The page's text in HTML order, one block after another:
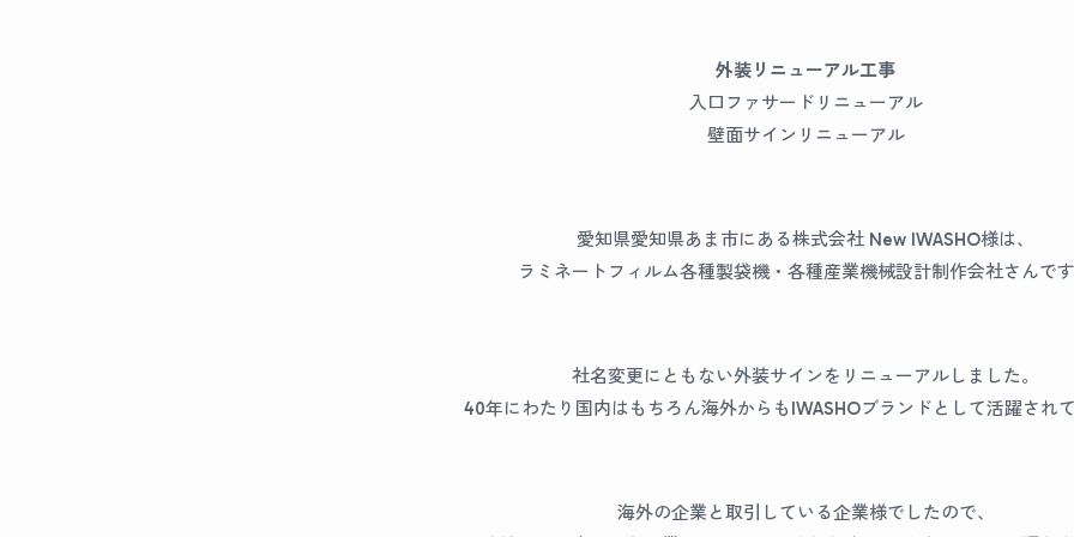
外装リニューアル工事
入口ファサードリニューアル
壁面サインリニューアル
愛知県愛知県あま市にある株式会社 New IWASHO様は、
ラミネートフィルム各種製袋機・各種産業機械設計制作会社さんです
社名変更にともない外装サインをリニューアルしました。
40年にわたり国内はもちろん海外からもIWASHOブランドとして活躍されて
海外の企業と取引している企業様でしたので、